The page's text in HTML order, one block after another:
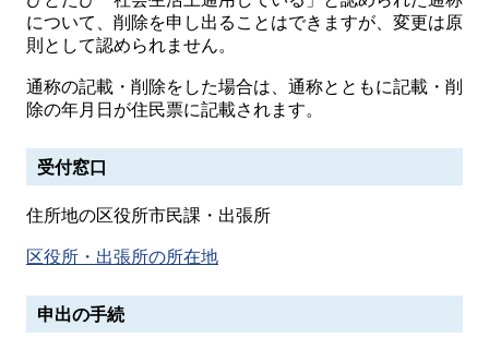
について、削除を申し出ることはできますが、変更は原
則として認められません。
通称の記載・削除をした場合は、通称とともに記載・削
除の年月日が住民票に記載されます。
受付窓口
住所地の区役所市民課・出張所
区役所・出張所の所在地
申出の手続